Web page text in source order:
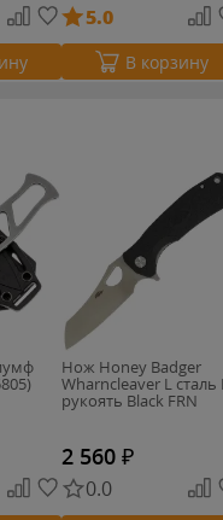
5.0
В корзину
Нож Honey Badger
Wharncleaver L сталь
рукоять Black FRN
2 560 ₽
0.0